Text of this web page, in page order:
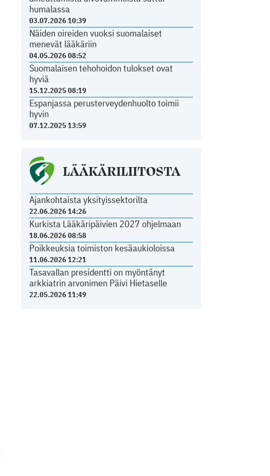
humalassa
03.07.2026 10:39
Näiden oireiden vuoksi suomalaiset
menevät lääkäriin
04.05.2026 08:52
Suomalaisen tehohoidon tulokset ovat
hyviä
15.12.2025 08:19
Espanjassa perusterveydenhuolto toimii
hyvin
07.12.2025 13:59
LÄÄKÄRILIITOSTA
Ajankohtaista yksityissektorilta
22.06.2026 14:26
Kurkista Lääkäripäivien 2027 ohjelmaan
18.06.2026 08:58
Poikkeuksia toimiston kesäaukioloissa
11.06.2026 12:21
Tasavallan presidentti on myöntänyt
arkkiatrin arvonimen Päivi Hietaselle
22.05.2026 11:49